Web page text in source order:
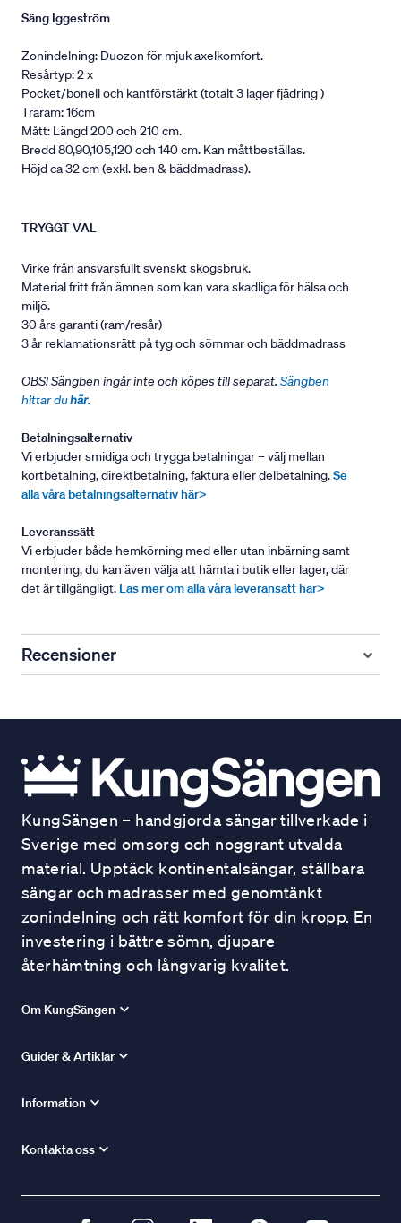
Säng Iggeström
Zonindelning: Duozon för mjuk axelkomfort.
Resårtyp: 2 x
Pocket/bonell och kantförstärkt (totalt 3 lager fjädring )
Träram: 16cm
Mått: Längd 200 och 210 cm.
Bredd 80,90,105,120 och 140 cm. Kan måttbeställas.
Höjd ca 32 cm (exkl. ben & bäddmadrass).
TRYGGT VAL
Virke från ansvarsfullt svenskt skogsbruk.
Material fritt från ämnen som kan vara skadliga för hälsa och
miljö.
30 års garanti (ram/resår)
3 år reklamationsrätt på tyg och sömmar och bäddmadrass
OBS! Sängben ingår inte och köpes till separat. Sängben
hittar duhär.
Betalningsalternativ
Vi erbjuder smidiga och trygga betalningar – välj mellan
kortbetalning, direktbetalning, faktura eller delbetalning.Se
alla våra betalningsalternativ här>
Leveranssätt
Vi erbjuder både hemkörning med eller utan inbärning samt
montering, du kan även välja att hämta i butik eller lager, där
det är tillgängligt. Läs mer om alla våra leveransätt här>
Recensioner
KungSängen – handgjorda sängar tillverkade i
Sverige med omsorg och noggrant utvalda
material. Upptäck kontinentalsängar, ställbara
sängar och madrasser med genomtänkt
zonindelning och rätt komfort för din kropp. En
investering i bättre sömn, djupare
återhämtning och långvarig kvalitet.
Om KungSängen
Guider & Artiklar
Information
Kontakta oss